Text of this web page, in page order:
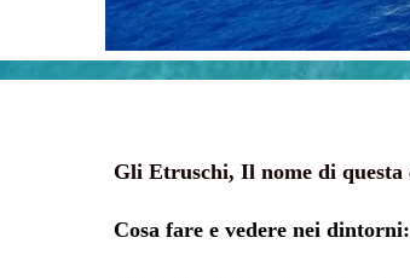
Gli Etruschi, Il nome di questa
Cosa fare e vedere nei